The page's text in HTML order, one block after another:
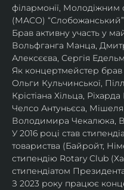
філармонії,
(МАСО)
Брав активну участь у
Вольфганга Манца,
Алексєєва, Сергія
Як концертмейстер брав
Ольги Кульчинської,
Крістіана Хільца,
Челсо Антуньєса,
Володимира Чекалюка,
У 2016 році став
товариства (Байройт,
стипендію Rotary Club
стипендіатом
З 2023 року працює